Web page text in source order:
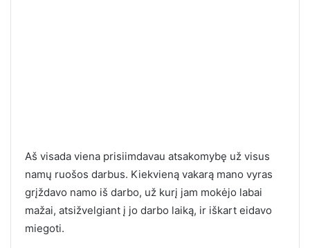
Aš visada viena prisiimdavau atsakomybę už visus
namų ruošos darbus. Kiekvieną vakarą mano vyras
grįždavo namo iš darbo, už kurį jam mokėjo labai
mažai, atsižvelgiant į jo darbo laiką, ir iškart eidavo
miegoti.